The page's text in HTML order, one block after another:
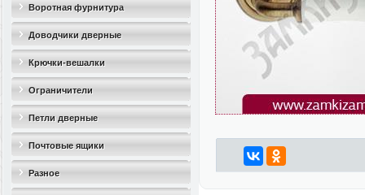
Воротная фурнитура
Доводчики дверные
Крючки-вешалки
Ограничители
дверные(стопоры)
Петли дверные
Почтовые ящики
Разное